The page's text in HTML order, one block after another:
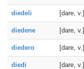
diedeli [dare, v.]
diedene [dare, v.]
diedero [dare, v.]
diedi [dare, v.]